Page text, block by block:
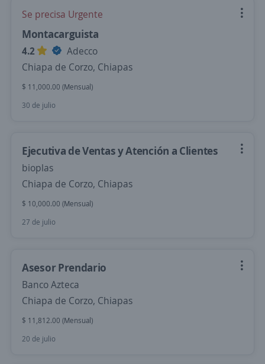
Se precisa Urgente
Montacarguista
4.2
Adecco
Chiapa de Corzo, Chiapas
$ 11,000.00 (Mensual)
30 de julio
Ejecutiva de Ventas y Atención a Clientes
bioplas
Chiapa de Corzo, Chiapas
$ 10,000.00 (Mensual)
27 de julio
Asesor Prendario
Banco Azteca
Chiapa de Corzo, Chiapas
$ 11,812.00 (Mensual)
20 de julio